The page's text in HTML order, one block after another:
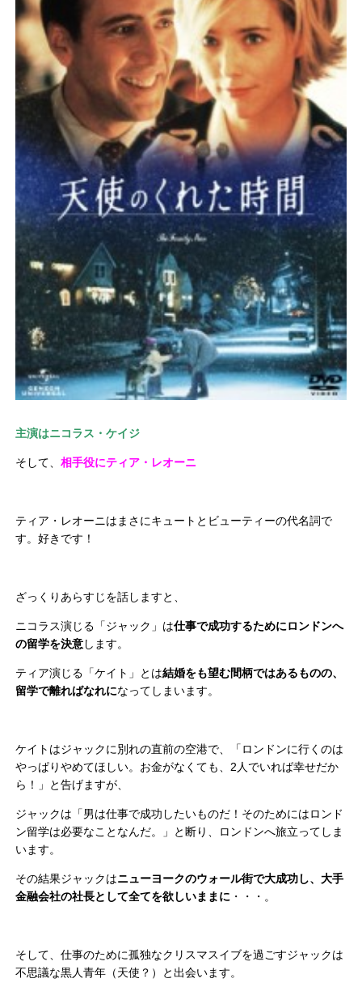
主演はニコラス・ケイジ
そして、相手役にティア・レオーニ
ティア・レオーニはまさにキュートとビューティーの代名詞で
す。好きです！
ざっくりあらすじを話しますと、
ニコラス演じる「ジャック」は仕事で成功するためにロンドンへ
の留学を決意します。
ティア演じる「ケイト」とは結婚をも望む間柄ではあるものの、
留学で離ればなれになってしまいます。
ケイトはジャックに別れの直前の空港で、「ロンドンに行くのは
やっぱりやめてほしい。お金がなくても、2人でいれば幸せだか
ら！」と告げますが、
ジャックは「男は仕事で成功したいものだ！そのためにはロンド
ン留学は必要なことなんだ。」と断り、ロンドンへ旅立ってしま
います。
その結果ジャックはニューヨークのウォール街で大成功し、大手
金融会社の社長として全てを欲しいままに ・・・。
そして、仕事のために孤独なクリスマスイブを過ごすジャックは
不思議な黒人青年（天使？）と出会います。